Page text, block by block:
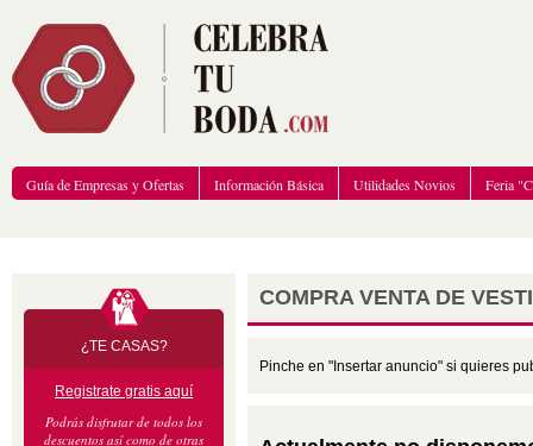
Guía de Empresas y Ofertas Información Básica Utilidades Novios Feria
¿TE CASAS?
Registrate gratis aquí
Podrás disfrutar de todos los
descuentos así como de otras
COMPRA VENTA DE
Pinche en "Insertar anuncio" si quieres